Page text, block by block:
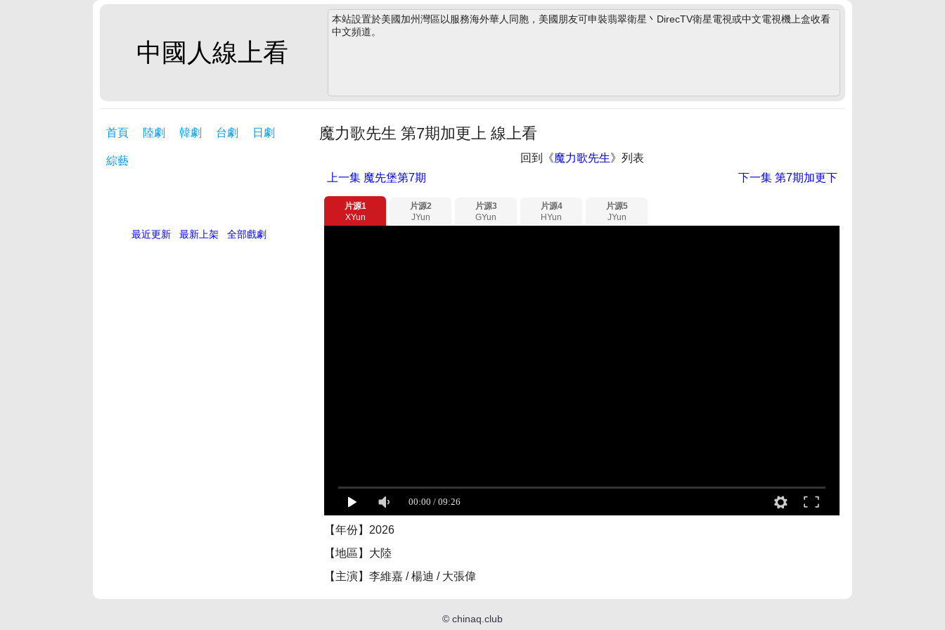
中國人線上看
本站設置於美國加州灣區以服務海外華人同胞，美國朋友可申裝翡翠衛星丶DirecTV衛星電視或中文電視機上盒收看
中文頻道。
首頁 陸劇 韓劇 台劇 日劇
綜藝
最近更新 最新上架 全部戲劇
魔力歌先生 第7期加更上 線上看
回到《魔力歌先生》列表
上一集 魔先堡第7期 下一集第7期加更下
片源1
XYun
片源2
JYun
片源3
GYun
片源4
HYun
片源5
JYun
【年份】2026
【地區】大陸
【主演】李維嘉 / 楊迪 / 大張偉
© chinaq.club